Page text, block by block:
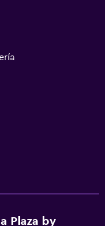
Plaza by